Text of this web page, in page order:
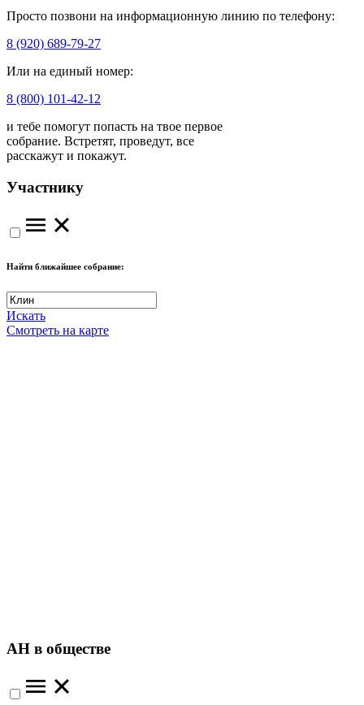
Просто позвони на информационную линию по телефону:
8 (920) 689-79-27
Или на единый номер:
8 (800) 101-42-12
и тебе помогут попасть на твое первое
собрание. Встретят, проведут, все
расскажут и покажут.
Участнику
Найти ближайшее собрание:
Искать
Смотреть на карте
АН в обществе